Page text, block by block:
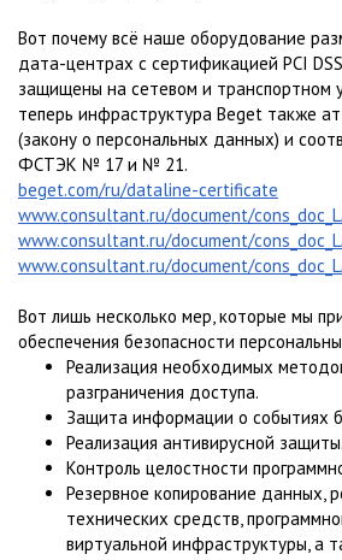
Вот почему всё наше оборудование
дата-центрах с сертификацией PCI
защищены на сетевом и транспортном
теперь инфраструктура Beget также
(закону о персональных данных) и
ФСТЭК № 17 и № 21.
beget.com/ru/dataline-certificate
www.consultant.ru/document/
www.consultant.ru/document/
www.consultant.ru/document/
Вот лишь несколько мер, которые мы
обеспечения безопасности
Реализация необходимых
разграничения доступа.
Защита информации о событиях
Реализация антивирусной защиты.
Контроль целостности
Резервное копирование данных,
технических средств,
виртуальной инфраструктуры, а